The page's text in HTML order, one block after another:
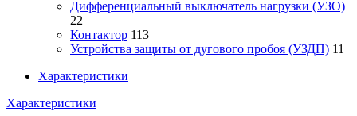
Дифференциальный выключатель нагрузки (УЗО)
22
Контактор 113
Устройства защиты от дугового пробоя (УЗДП) 11
Характеристики
Характеристики